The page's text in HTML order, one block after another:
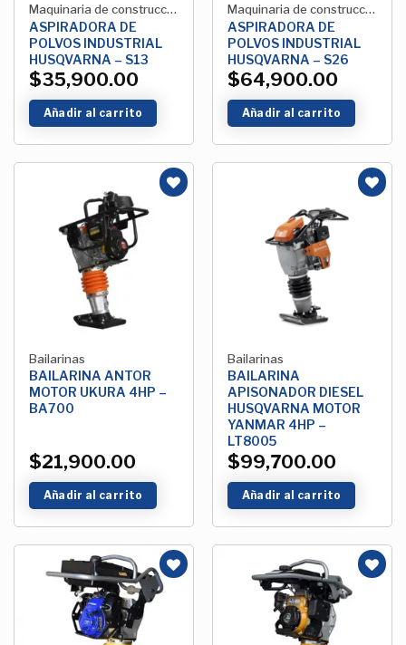
Maquinaria de construcción
ASPIRADORA DE
POLVOS INDUSTRIAL
HUSQVARNA – S13
$35,900.00
Añadir al carrito
Maquinaria de construcción
ASPIRADORA DE
POLVOS INDUSTRIAL
HUSQVARNA – S26
$64,900.00
Añadir al carrito
Bailarinas
BAILARINA ANTOR
MOTOR UKURA 4HP –
BA700
$21,900.00
Añadir al carrito
Añadir
Bailarinas
BAILARINA
APISONADOR DIESEL
HUSQVARNA MOTOR
YANMAR 4HP –
LT8005
$99,700.00
Añadir al carrito
Añadir